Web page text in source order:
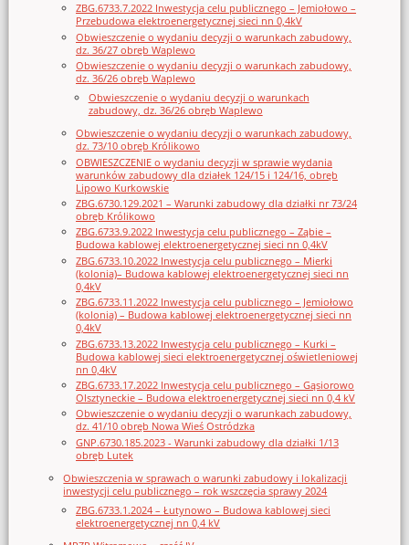
ZBG.6733.7.2022 Inwestycja celu publicznego – Jemiołowo –
Przebudowa elektroenergetycznej sieci nn 0,4kV
Obwieszczenie o wydaniu decyzji o warunkach zabudowy,
dz. 36/27 obręb Waplewo
Obwieszczenie o wydaniu decyzji o warunkach zabudowy,
dz. 36/26 obręb Waplewo
Obwieszczenie o wydaniu decyzji o warunkach
zabudowy, dz. 36/26 obręb Waplewo
Obwieszczenie o wydaniu decyzji o warunkach zabudowy,
dz. 73/10 obręb Królikowo
OBWIESZCZENIE o wydaniu decyzji w sprawie wydania
warunków zabudowy dla działek 124/15 i 124/16, obręb
Lipowo Kurkowskie
ZBG.6730.129.2021 – Warunki zabudowy dla działki nr 73/24
obręb Królikowo
ZBG.6733.9.2022 Inwestycja celu publicznego – Ząbie –
Budowa kablowej elektroenergetycznej sieci nn 0,4kV
ZBG.6733.10.2022 Inwestycja celu publicznego – Mierki
(kolonia)– Budowa kablowej elektroenergetycznej sieci nn
0,4kV
ZBG.6733.11.2022 Inwestycja celu publicznego – Jemiołowo
(kolonia) – Budowa kablowej elektroenergetycznej sieci nn
0,4kV
ZBG.6733.13.2022 Inwestycja celu publicznego – Kurki –
Budowa kablowej sieci elektroenergetycznej oświetleniowej
nn 0,4kV
ZBG.6733.17.2022 Inwestycja celu publicznego – Gąsiorowo
Olsztyneckie – Budowa elektroenergetycznej sieci nn 0,4 kV
Obwieszczenie o wydaniu decyzji o warunkach zabudowy,
dz. 41/10 obręb Nowa Wieś Ostródzka
GNP.6730.185.2023 - Warunki zabudowy dla działki 1/13
obręb Lutek
Obwieszczenia w sprawach o warunki zabudowy i lokalizacji
inwestycji celu publicznego – rok wszczęcia sprawy 2024
ZBG.6733.1.2024 – Łutynowo – Budowa kablowej sieci
elektroenergetycznej nn 0,4 kV